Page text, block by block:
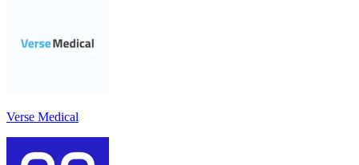
Verse Medical